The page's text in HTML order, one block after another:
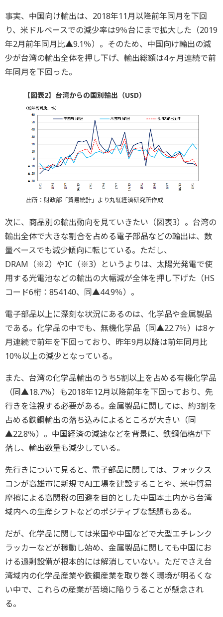
事実、中国向け輸出は、2018年11月以降前年同月を下回
り、米ドルベースでの減少率は9％台にまで拡大した（2019
年2月前年同月比▲9.1％）。そのため、中国向け輸出の減
少が台湾の輸出全体を押し下げ、輸出総額は4ヶ月連続で前
年同月を下回った。
【図表2】台湾からの国別輸出（USD）
出所：財政部「貿易統計」より丸紅経済研究所作成
次に、商品別の輸出動向を見ていきたい（図表3）。台湾の
輸出全体で大きな割合を占める電子部品などの輸出は、数
量ベースでも減少傾向に転じている。ただし、
DRAM（※2）やIC（※3）というよりは、太陽光発電で使
用する光電池などの輸出の大幅減が全体を押し下げた（HS
コード6桁：854140、同▲44.9％）。
電子部品以上に深刻な状況にあるのは、化学品や金属製品
である。化学品の中でも、無機化学品（同▲22.7％）は8ヶ
月連続で前年を下回っており、昨年9月以降は前年同月比
10％以上の減少となっている。
また、台湾の化学品輸出のうち5割以上を占める有機化学品
（同▲18.7％）も2018年12月以降前年を下回っており、先
行きを注視する必要がある。金属製品に関しては、約3割を
占める鉄鋼輸出の落ち込みによるところが大きい（同
▲22.8％）。中国経済の減速などを背景に、鉄鋼価格が下
落し、輸出数量も減少している。
先行きについて見ると、電子部品に関しては、フォックス
コンが高雄市に新規でAI工場を建設することや、米中貿易
摩擦による高関税の回避を目的とした中国本土内から台湾
域内への生産シフトなどのポジティブな話題もある。
だが、化学品に関しては米国や中国などで大型エチレンク
ラッカーなどが稼動し始め、金属製品に関しても中国にお
ける過剰設備が根本的には解消していない。ただでさえ台
湾域内の化学品産業や鉄鋼産業を取り巻く環境が明るくな
い中で、これらの産業が苦境に陥りうることが懸念され
る。